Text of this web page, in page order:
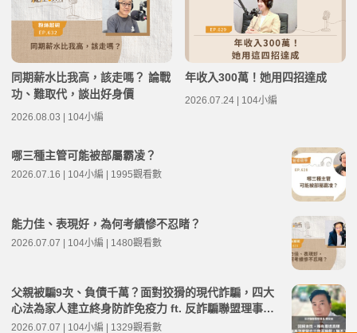
同期薪水比我高，該走嗎？ 論戰
功、難取代，談出好身價
2026.08.03 | 104小編
年收入300萬！她用四招達成
2026.07.24 | 104小編
哪三種主管可能被部屬霸凌？
2026.07.16 | 104小編 | 1995觀看數
能力佳、表現好，為何考績慘不忍睹？
2026.07.07 | 104小編 | 1480觀看數
父親被騙9次、負債千萬？面對狡猾的現代詐騙，四大
心法為家人建立終身防詐免疫力 ft. 反詐騙聯盟理事長
陳安迪 | 高年級不打烊 x 用 AI 點亮第二人生 EP280
2026.07.07 | 104小編 | 1329觀看數